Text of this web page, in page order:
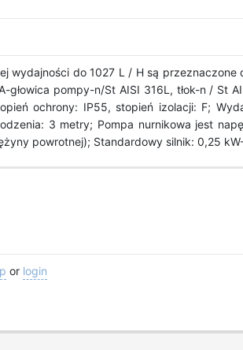
wydajności do 1027 L / H są
głowica pompy-n/St AISI 316L, tłok-n / St
ochrony: IP55, stopień izolacji: F;
3 metry; Pompa nurnikowa jest
powrotnej); Standardowy silnik: 0,25
or login